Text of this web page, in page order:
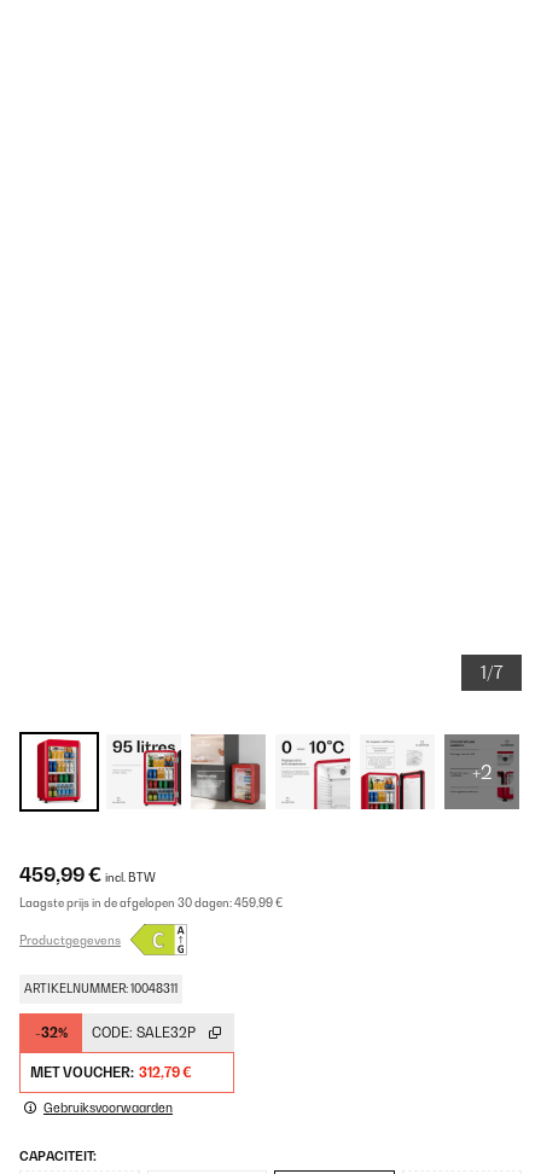
1/7
+2
459,99 € incl. BTW
Laagste prijs in de afgelopen 30 dagen:459,99 €
Productgegevens
ARTIKELNUMMER: 10048311
-32% CODE: SALE32P
MET VOUCHER: 312,79 €
Gebruiksvoorwaarden
CAPACITEIT: